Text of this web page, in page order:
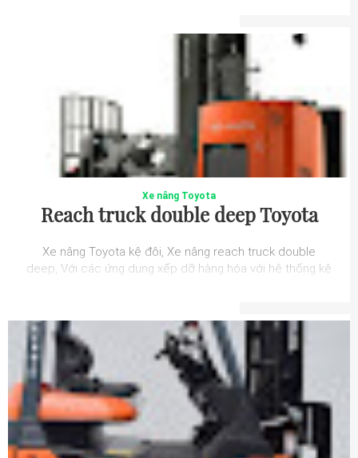
Xe nâng Toyota
Reach truck double deep Toyota
Xe nâng Toyota kệ đôi, Xe nâng reach truck double
deep, Với các ứng dụng xếp dỡ hàng hóa với hệ thống kệ